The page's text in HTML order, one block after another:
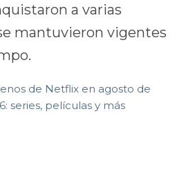
a varias
mantuvieron vigentes
de Netflix en agosto de
series, películas y más